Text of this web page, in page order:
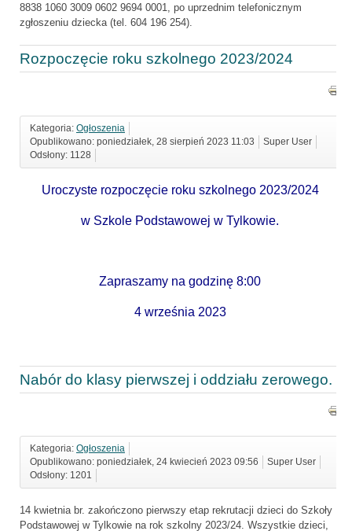
8838 1060 3009 0602 9694 0001, po uprzednim telefonicznym
zgłoszeniu dziecka (tel. 604 196 254).
Rozpoczęcie roku szkolnego 2023/2024
Kategoria: Ogłoszenia
Opublikowano: poniedziałek, 28 sierpień 2023 11:03
Super User
Odsłony: 1128
Uroczyste rozpoczęcie roku szkolnego 2023/2024
w Szkole Podstawowej w Tylkowie.
Zapraszamy na godzinę 8:00
4 września 2023
Nabór do klasy pierwszej i oddziału zerowego.
Kategoria: Ogłoszenia
Opublikowano: poniedziałek, 24 kwiecień 2023 09:56
Super User
Odsłony: 1201
14 kwietnia br. zakończono pierwszy etap rekrutacji dzieci do Szkoły
Podstawowej w Tylkowie na rok szkolny 2023/24. Wszystkie dzieci,